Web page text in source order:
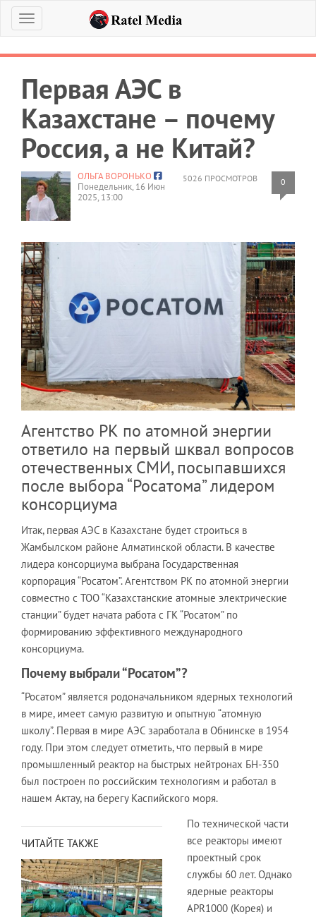
Меню
Первая АЭС в
Казахстане – почему
Россия, а не Китай?
5026 ПРОСМОТРОВ 0
ОЛЬГА ВОРОНЬКО
Понедельник, 16 Июн
2025, 13:00
Агентство РК по атомной энергии
ответило на первый шквал вопросов
отечественных СМИ, посыпавшихся
после выбора “Росатома” лидером
консорциума
Итак, первая АЭС в Казахстане будет строиться в
Жамбылском районе Алматинской области. В качестве
лидера консорциума выбрана Государственная
корпорация “Росатом”. Агентством РК по атомной энергии
совместно с ТОО “Казахстанские атомные электрические
станции” будет начата работа с ГК “Росатом” по
формированию эффективного международного
консорциума.
Почему выбрали “Росатом”?
“Росатом” является родоначальником ядерных технологий
в мире, имеет самую развитую и опытную “атомную
школу”. Первая в мире АЭС заработала в Обнинске в 1954
году. При этом следует отметить, что первый в мире
промышленный реактор на быстрых нейтронах БН-350
был построен по российским технологиям и работал в
нашем Актау, на берегу Каспийского моря.
ЧИТАЙТЕ ТАКЖЕ
По технической части
все реакторы имеют
проектный срок
службы 60 лет. Однако
ядерные реакторы
APR1000 (Корея) и